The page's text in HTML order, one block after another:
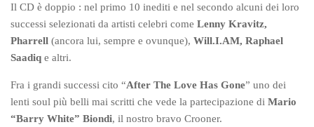
Il CD è doppio : nel primo 10 inediti e nel secondo alcuni dei loro
successi selezionati da artisti celebri come Lenny Kravitz,
Pharrell (ancora lui, sempre e ovunque), Will.I.AM, Raphael
Saadiq e altri.
Fra i grandi successi cito “After The Love Has Gone” uno dei
lenti soul più belli mai scritti che vede la partecipazione di Mario
“Barry White” Biondi, il nostro bravo Crooner.